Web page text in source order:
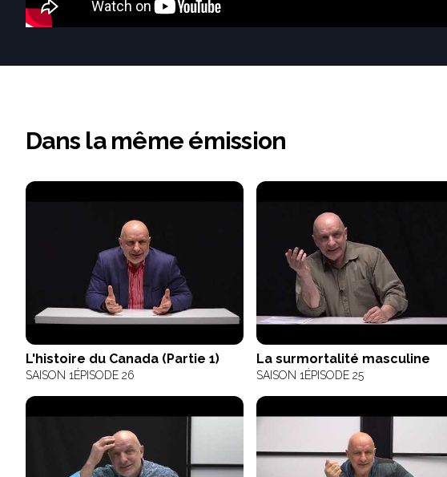
Dans la même émission
L'histoire du Canada (Partie 1)
SAISON 1ÉPISODE 26
La surmortalité masculine
SAISON 1ÉPISODE 25